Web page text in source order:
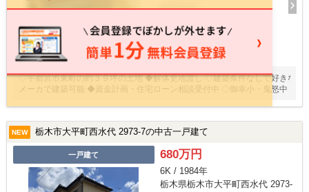
15枚
建物面積 -
◇宇都宮市東町の約３９坪の土地 ◆解体更地渡し ◇建築条件なしで好きな
メーカで建築可能 ◆資金計画・住宅ローン相談受付中 ◇御幸小・鬼怒中
NEW 栃木市大平町西水代 2973-7の中古一戸建て
一戸建て 680万円
6K / 1984年
栃木県栃木市大平町西水代 2973-